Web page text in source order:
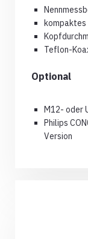
Teflon-
Optional
M12- oder
Philips
Version